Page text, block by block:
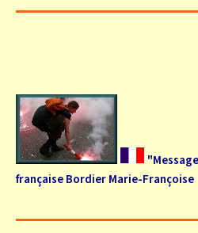
française Bordier Marie-Françoise